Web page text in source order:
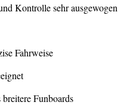
Kontrolle sehr ausgewogen
Fahrweise
Funboards